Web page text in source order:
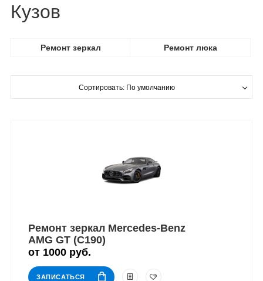
Кузов
Ремонт зеркал Ремонт люка
Сортировать: По умолчанию
Ремонт зеркал Mercedes-Benz
AMG GT (C190)
от 1000 руб.
ЗАПИСАТЬСЯ